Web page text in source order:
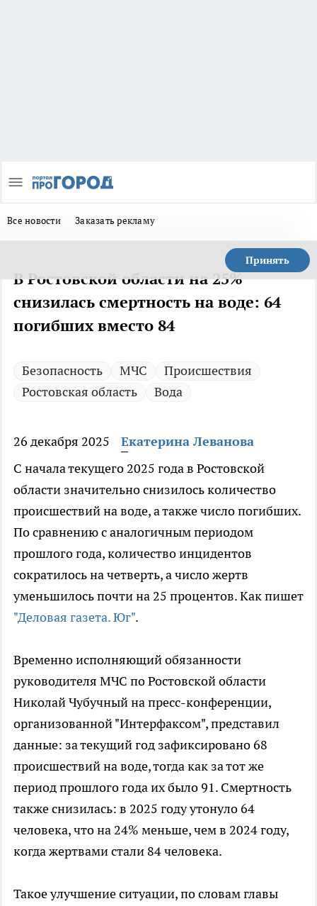
Все новости Заказать рекламу
Принять
В Ростовской области на 25%
снизилась смертность на воде: 64
погибших вместо 84
Безопасность МЧС
Происшествия
Ростовская область
Вода
26 декабря 2025
Екатерина Леванова
С начала текущего 2025 года в Ростовской
области значительно снизилось количество
происшествий на воде, а также число погибших.
По сравнению с аналогичным периодом
прошлого года, количество инцидентов
сократилось на четверть, а число жертв
уменьшилось почти на 25 процентов. Как пишет
"Деловая газета. Юг".
Временно исполняющий обязанности
руководителя МЧС по Ростовской области
Николай Чубучный на пресс-конференции,
организованной "Интерфаксом", представил
данные: за текущий год зафиксировано 68
происшествий на воде, тогда как за тот же
период прошлого года их было 91. Смертность
также снизилась: в 2025 году утонуло 64
человека, что на 24% меньше, чем в 2024 году,
когда жертвами стали 84 человека.
Такое улучшение ситуации, по словам главы